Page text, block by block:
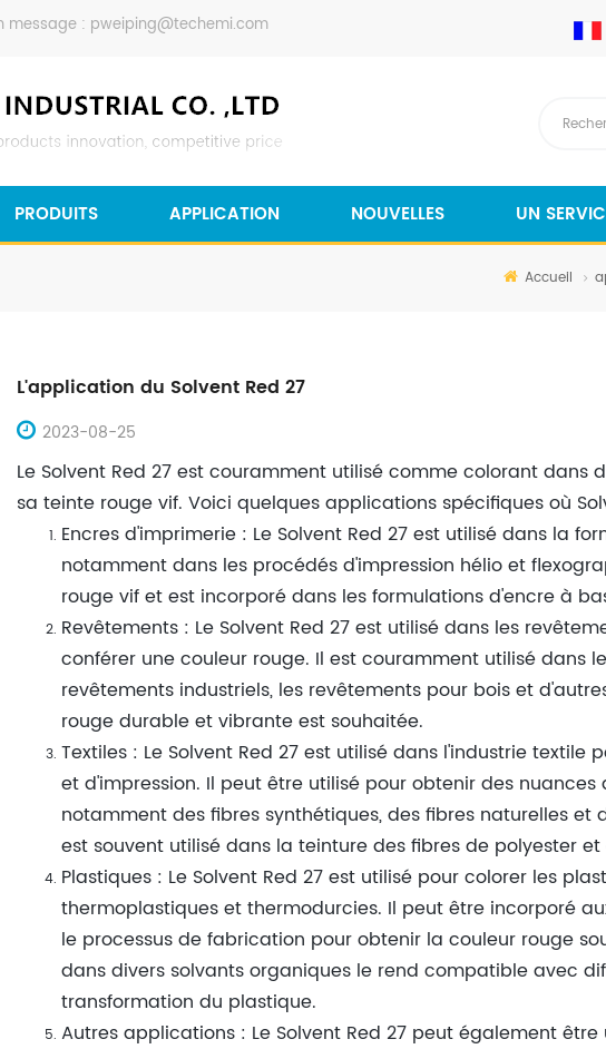
message : pweiping@techemi.com
PRODUITS APPLICATION NOUVELLES UN
Accueil
L'application du Solvent Red 27
2023-08-25
Le Solvent Red 27 est couramment utilisé comme colorant dans
sa teinte rouge vif. Voici quelques applications spécifiques où
Encres d'imprimerie : Le Solvent Red 27 est utilisé dans la
notamment dans les procédés d'impression hélio et
rouge vif et est incorporé dans les formulations d'encre à
Revêtements : Le Solvent Red 27 est utilisé dans les
conférer une couleur rouge. Il est couramment utilisé dans
revêtements industriels, les revêtements pour bois et
rouge durable et vibrante est souhaitée.
Textiles : Le Solvent Red 27 est utilisé dans l'industrie
et d'impression. Il peut être utilisé pour obtenir des nuances
notamment des fibres synthétiques, des fibres naturelles et
est souvent utilisé dans la teinture des fibres de polyester et
Plastiques : Le Solvent Red 27 est utilisé pour colorer les
thermoplastiques et thermodurcies. Il peut être incorporé
le processus de fabrication pour obtenir la couleur rouge
dans divers solvants organiques le rend compatible avec
transformation du plastique.
Autres applications : Le Solvent Red 27 peut également